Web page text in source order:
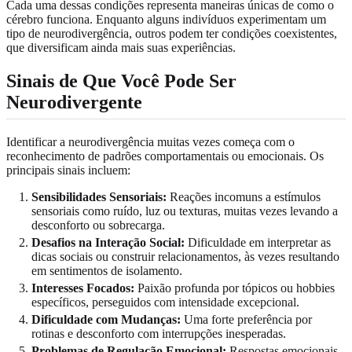
Cada uma dessas condições representa maneiras únicas de como o
cérebro funciona. Enquanto alguns indivíduos experimentam um
tipo de neurodivergência, outros podem ter condições coexistentes,
que diversificam ainda mais suas experiências.
Sinais de Que Você Pode Ser
Neurodivergente
Identificar a neurodivergência muitas vezes começa com o
reconhecimento de padrões comportamentais ou emocionais. Os
principais sinais incluem:
Sensibilidades Sensoriais: Reações incomuns a estímulos
sensoriais como ruído, luz ou texturas, muitas vezes levando a
desconforto ou sobrecarga.
Desafios na Interação Social: Dificuldade em interpretar as
dicas sociais ou construir relacionamentos, às vezes resultando
em sentimentos de isolamento.
Interesses Focados: Paixão profunda por tópicos ou hobbies
específicos, perseguidos com intensidade excepcional.
Dificuldade com Mudanças: Uma forte preferência por
rotinas e desconforto com interrupções inesperadas.